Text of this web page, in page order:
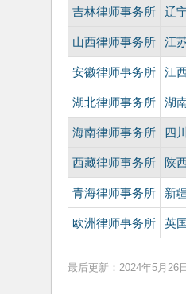
吉林律师事务所 辽
山西律师事务所 江
安徽律师事务所 江
湖北律师事务所 湖
海南律师事务所 四
西藏律师事务所 陕
青海律师事务所 新
欧洲律师事务所 英
最后更新：2024年5月26